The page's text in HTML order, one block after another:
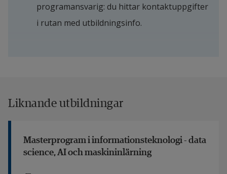
programansvarig: du hittar kontaktuppgifter
i rutan med utbildningsinfo.
Liknande utbildningar
Masterprogram i informationsteknologi - data
science, AI och maskininlärning